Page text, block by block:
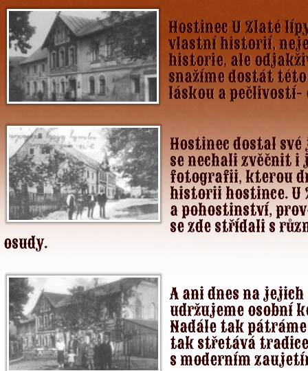
Hostinec U Zlaté
vlastní historií,
historie, ale
snažíme dostát
láskou a pečlivostí-
Hostinec dostal
se nechali zvěčnit i
fotografii, kterou
historii hostince. U
a pohostinství,
se zde střídali s
osudy.
A ani dnes na
udržujeme osobní
Nadále tak
tak střetává
s moderním